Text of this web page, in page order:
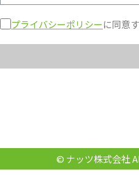
プライバシーポリシーに同意
© ナッツ株式会社